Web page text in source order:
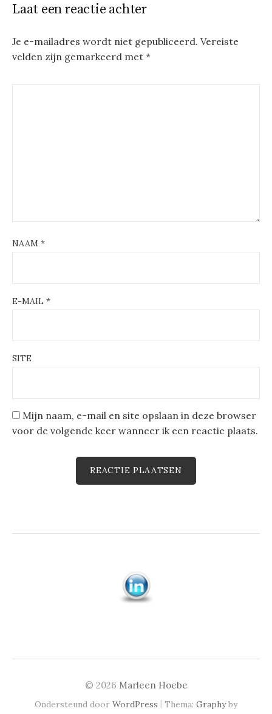
Laat een reactie achter
Je e-mailadres wordt niet gepubliceerd. Vereiste
velden zijn gemarkeerd met *
NAAM *
E-MAIL *
SITE
Mijn naam, e-mail en site opslaan in deze browser
voor de volgende keer wanneer ik een reactie plaats.
© 2026 Marleen Hoebe
Ondersteund door WordPress | Thema: Graphyby